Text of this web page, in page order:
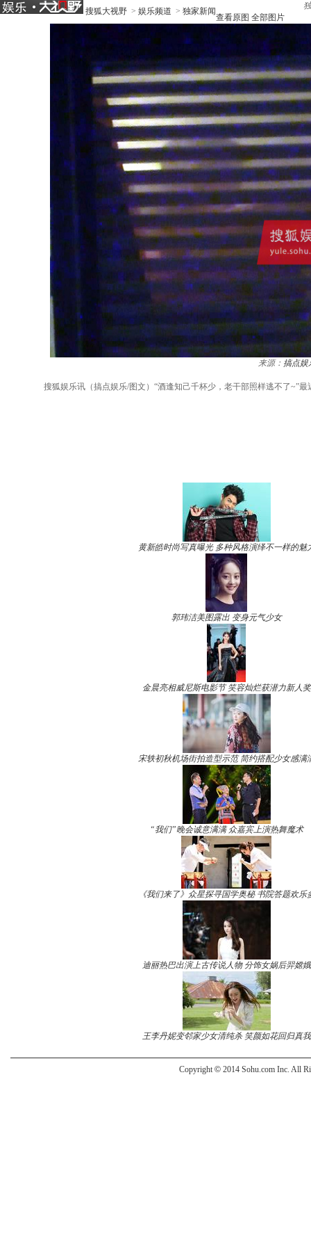
搜狐大视野 > 娱乐频道 > 独家新闻
查看原图 全部图片
来源： 搞点娱
搜狐娱乐讯（搞点娱乐/图文）“酒逢知己千杯少，老干部照样逃不了~”
黄新皓时尚写真曝光 多种风格演绎不一样的魅
郭玮洁美图露出 变身元气少女
金晨亮相威尼斯电影节 笑容灿烂获潜力新人奖
宋轶初秋机场街拍造型示范 简约搭配少女感满
“我们”晚会诚意满满 众嘉宾上演热舞魔术
《我们来了》众星探寻国学奥秘 书院答题欢乐
迪丽热巴出演上古传说人物 分饰女娲后羿嫦娥
王李丹妮变邻家少女清纯杀 笑颜如花回归真我
Copyright © 2014 Sohu.com Inc. All